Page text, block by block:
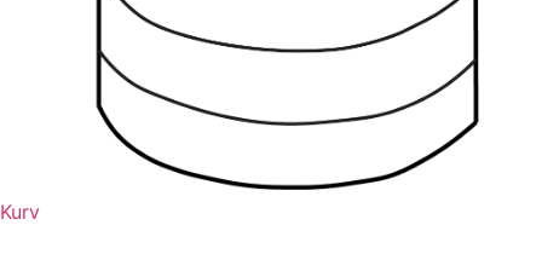
Kurv